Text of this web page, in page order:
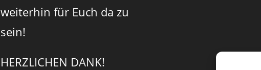
weiterhin für Euch da zu
sein!
HERZLICHEN DANK!